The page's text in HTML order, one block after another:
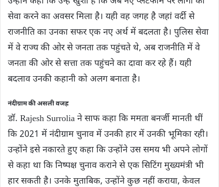
सेवा करने का अवसर मिला है। यही वह जगह है जहां वर्दी से
राजनीति का उनका सफर एक नए अर्थ में बदलता है। पुलिस सेवा
में वे राज्य की ओर से जनता तक पहुंचते थे, अब राजनीति में वे
जनता की ओर से सत्ता तक पहुंचने का दावा कर रहे हैं। यही
बदलाव उनकी कहानी को अलग बनाता है।
नंदीग्राम की असली वजह
डॉ. Rajesh Surrolia ने साफ कहा कि ममता बनर्जी मानती थीं
कि 2021 में नंदीग्राम चुनाव में उनकी हार में उनकी भूमिका रही।
उन्होंने इसे नकारते हुए कहा कि उन्होंने उस समय भी अपने लोगों
से कहा था कि निष्पक्ष चुनाव कराने से एक सिटिंग मुख्यमंत्री भी
हार सकती है। उनके मुताबिक, उन्होंने कुछ नहीं कराया, केवल